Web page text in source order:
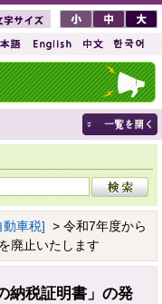
動車税] > 令和7年度から
廃止いたします
納税証明書」の発